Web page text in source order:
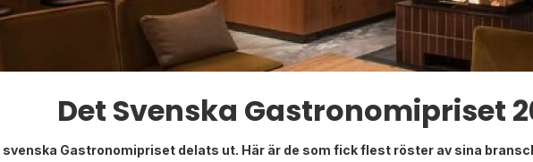
Det Svenska Gastronomipriset
svenska Gastronomipriset delats ut. Här är de som fick flest röster av sina